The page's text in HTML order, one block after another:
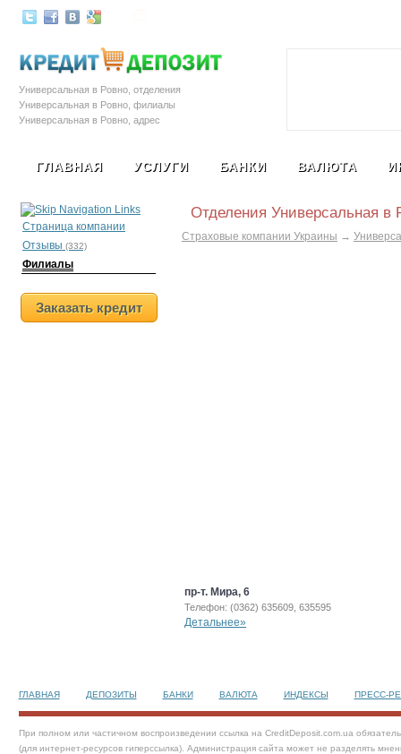
Универсальная в Ровно, отделения
Универсальная в Ровно, филиалы
Универсальная в Ровно, адрес
компания Универсальная в Ровно
ГЛАВНАЯ УСЛУГИ БАНКИ ВАЛЮТА
Страница компании
Отзывы (332)
Филиалы
Заказать кредит
Отделения Универсальная в
Страховые компании Украины →
пр-т. Мира, 6
Телефон: (0362) 635609, 635595
Детальнее»
ГЛАВНАЯ ДЕПОЗИТЫ БАНКИ ВАЛЮТА ИНДЕКСЫ ПРЕСС-
При полном или частичном воспроизведении ссылка на CreditDeposit.com.ua
(для интернет-ресурсов гиперссылка). Администрация сайта может не разделять